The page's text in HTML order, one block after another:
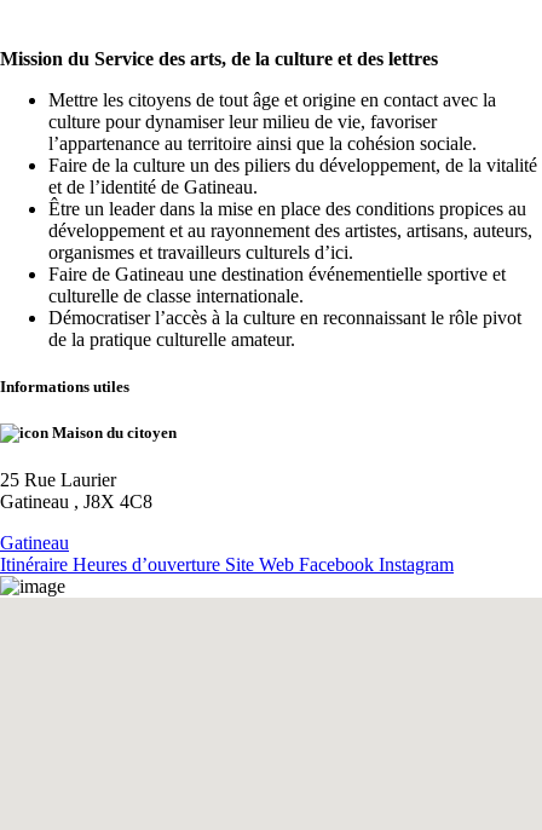
Mission du Service des arts, de la culture et des lettres
Mettre les citoyens de tout âge et origine en contact avec la
culture pour dynamiser leur milieu de vie, favoriser
l’appartenance au territoire ainsi que la cohésion sociale.
Faire de la culture un des piliers du développement, de la vitalité
et de l’identité de Gatineau.
Être un leader dans la mise en place des conditions propices au
développement et au rayonnement des artistes, artisans, auteurs,
organismes et travailleurs culturels d’ici.
Faire de Gatineau une destination événementielle sportive et
culturelle de classe internationale.
Démocratiser l’accès à la culture en reconnaissant le rôle pivot
de la pratique culturelle amateur.
Informations utiles
Maison du citoyen
25 Rue Laurier
Gatineau , J8X 4C8
Gatineau
Itinéraire Heures d’ouverture Site Web Facebook Instagram